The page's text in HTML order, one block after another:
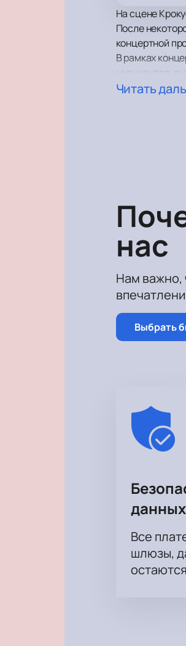
На сцене
После
концертной
В рамках
музыкантов,
Зрителей
Читать
нас
Нам важно,
Выбрать
данных
Все
шлюзы,